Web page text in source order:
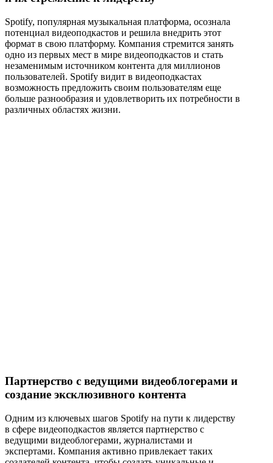
Spotify, популярная музыкальная платформа, осознала
потенциал видеоподкастов и решила внедрить этот
формат в свою платформу. Компания стремится занять
одно из первых мест в мире видеоподкастов и стать
незаменимым источником контента для миллионов
пользователей. Spotify видит в видеоподкастах
возможность предложить своим пользователям еще
больше разнообразия и удовлетворить их потребности в
различных областях жизни.
Партнерство с ведущими видеоблогерами и
создание эксклюзивного контента
Одним из ключевых шагов Spotify на пути к лидерству
в сфере видеоподкастов является партнерство с
ведущими видеоблогерами, журналистами и
экспертами. Компания активно привлекает таких